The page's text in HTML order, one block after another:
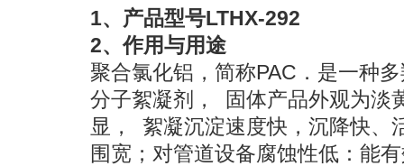
1、产品型号LTHX-292
2、作用与用途
聚合氯化铝，简称PAC．是一种
分子絮凝剂， 固体产品外观为淡
显， 絮凝沉淀速度快，沉降快、
围宽；对管道设备腐蚀性低：能